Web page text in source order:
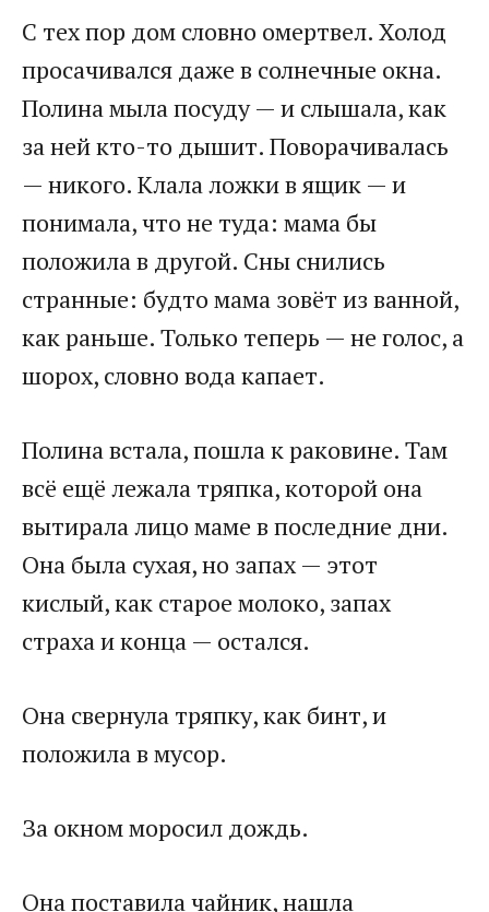
С тех пор дом словно омертвел. Холод
просачивался даже в солнечные окна.
Полина мыла посуду — и слышала, как
за ней кто-то дышит. Поворачивалась
— никого. Клала ложки в ящик — и
понимала, что не туда: мама бы
положила в другой. Сны снились
странные: будто мама зовёт из ванной,
как раньше. Только теперь — не голос, а
шорох, словно вода капает.
Полина встала, пошла к раковине. Там
всё ещё лежала тряпка, которой она
вытирала лицо маме в последние дни.
Она была сухая, но запах — этот
кислый, как старое молоко, запах
страха и конца — остался.
Она свернула тряпку, как бинт, и
положила в мусор.
За окном моросил дождь.
Она поставила чайник, нашла